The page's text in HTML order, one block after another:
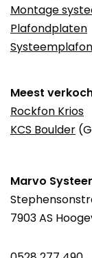
Montage
Plafondplaten
Meest
Rockfon Krios
KCS Boulder
Marvo
7903 AS